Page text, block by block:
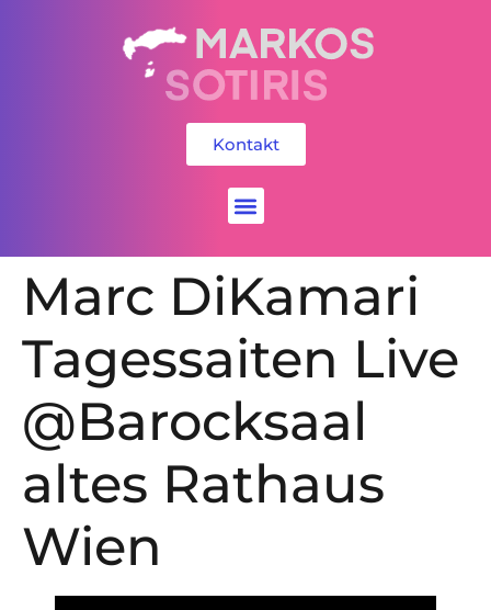
Kontakt
Marc DiKamari
Tagessaiten Live
@Barocksaal
altes Rathaus
Wien